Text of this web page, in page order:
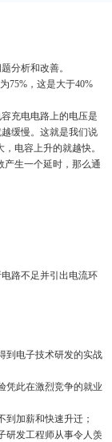
分析和改善。
75%，这是大于40%
充电电路上的电压是
缓慢。这就是我们说
电容上升的就越快。
产生一个延时，那么通
路不足并引出电流环
到电子技术研发的实战
凭此在激烈竞争的就业
到加薪和快速升迁；
研发工程师从事令人羡